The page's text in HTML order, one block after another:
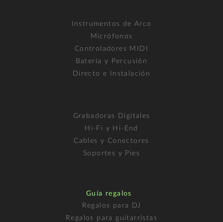
Instrumentos de Arco
Micrófonos
Controladores MIDI
Batería y Percusión
Directo e Instalación
Grabadoras Digitales
Hi-Fi y Hi-End
Cables y Conectores
Soportes y Pies
Guía regalos
Regalos para DJ
Regalos para guitarristas